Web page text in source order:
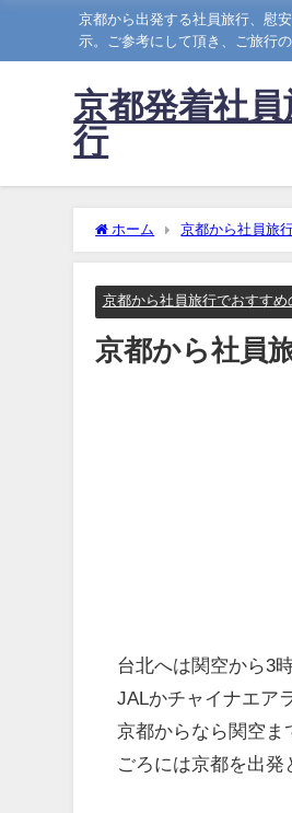
京都から出発する社員旅行、慰
示。ご参考にして頂き、ご旅行
京都発着社員
行
ホーム 京都から社員旅
京都から社員旅行でおすすめ
京都から社員
台北へは関空から3
JALかチャイナエア
京都からなら関空ま
ごろには京都を出